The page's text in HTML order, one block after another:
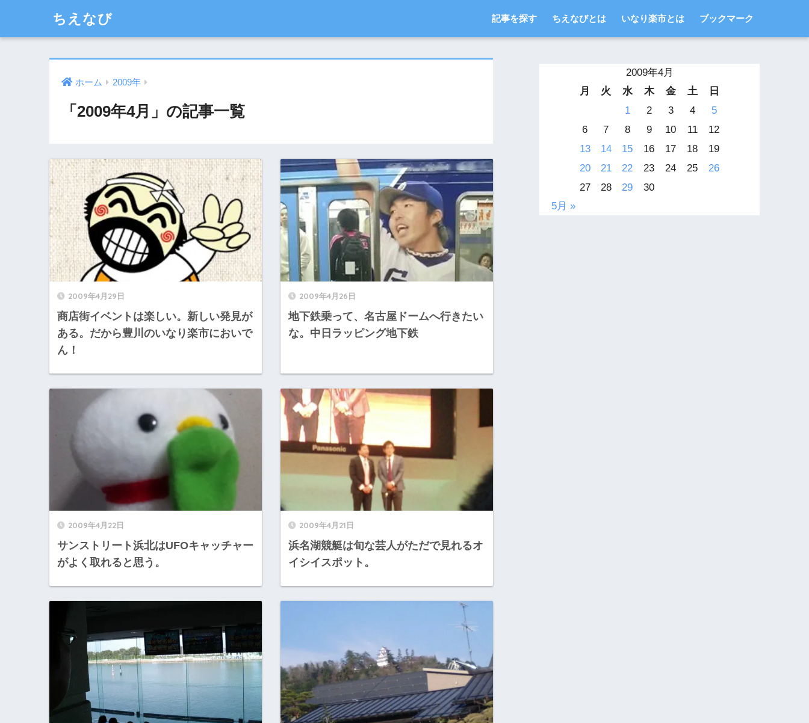
ちえなび 記事を探す ちえなびとは いなり楽市とは ブックマーク
ホーム 2009年
「2009年4月」の記事一覧
2009年4月29日
商店街イベントは楽しい。新しい発見が
ある。だから豊川のいなり楽市においで
ん！
2009年4月26日
地下鉄乗って、名古屋ドームへ行きたい
な。中日ラッピング地下鉄
2009年4月22日
サンストリート浜北はUFOキャッチャー
がよく取れると思う。
2009年4月21日
浜名湖競艇は旬な芸人がただで見れるオ
イシイスポット。
2009年4月
月
火 水 木 金 土
日
1
2 3 4
5
6
7 8 9 10 11
12
13
14 15 16 17 18
19
20
21 22 23 24 25
26
27
28 29
30
5月 »